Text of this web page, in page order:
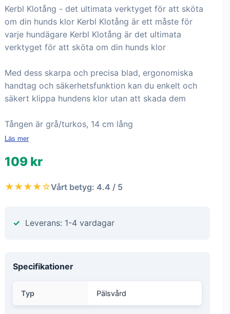
Kerbl Klotång - det ultimata verktyget för att sköta
om din hunds klor Kerbl Klotång är ett måste för
varje hundägare Kerbl Klotång är det ultimata
verktyget för att sköta om din hunds klor
Med dess skarpa och precisa blad, ergonomiska
handtag och säkerhetsfunktion kan du enkelt och
säkert klippa hundens klor utan att skada dem
Tången är grå/turkos, 14 cm lång
Läs mer
109 kr
★★★★☆Vårt betyg: 4.4 / 5
Leverans: 1-4 vardagar
Specifikationer
Typ Pälsvård